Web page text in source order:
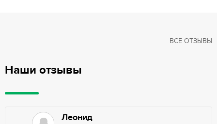
Наши отзывы
ВСЕ ОТЗЫВЫ
Леонид